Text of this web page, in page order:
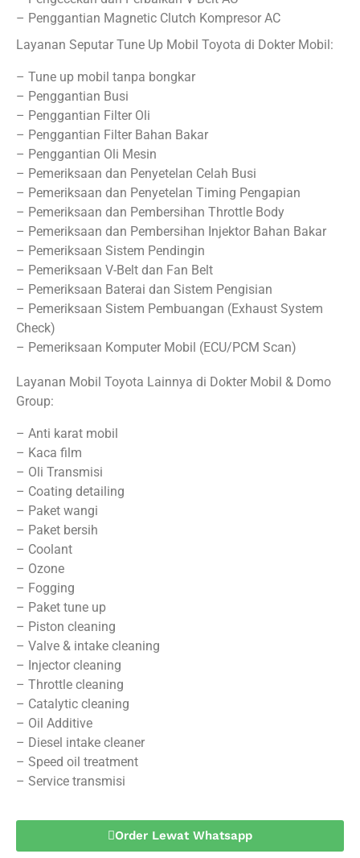
– Penggantian Magnetic Clutch Kompresor AC
Layanan Seputar Tune Up Mobil Toyota di Dokter Mobil:
– Tune up mobil tanpa bongkar
– Penggantian Busi
– Penggantian Filter Oli
– Penggantian Filter Bahan Bakar
– Penggantian Oli Mesin
– Pemeriksaan dan Penyetelan Celah Busi
– Pemeriksaan dan Penyetelan Timing Pengapian
– Pemeriksaan dan Pembersihan Throttle Body
– Pemeriksaan dan Pembersihan Injektor Bahan Bakar
– Pemeriksaan Sistem Pendingin
– Pemeriksaan V-Belt dan Fan Belt
– Pemeriksaan Baterai dan Sistem Pengisian
– Pemeriksaan Sistem Pembuangan (Exhaust System
Check)
– Pemeriksaan Komputer Mobil (ECU/PCM Scan)
Layanan Mobil Toyota Lainnya di Dokter Mobil & Domo
Group:
– Anti karat mobil
– Kaca film
– Oli Transmisi
– Coating detailing
– Paket wangi
– Paket bersih
– Coolant
– Ozone
– Fogging
– Paket tune up
– Piston cleaning
– Valve & intake cleaning
– Injector cleaning
– Throttle cleaning
– Catalytic cleaning
– Oil Additive
– Diesel intake cleaner
– Speed oil treatment
– Service transmisi
Order Lewat Whatsapp